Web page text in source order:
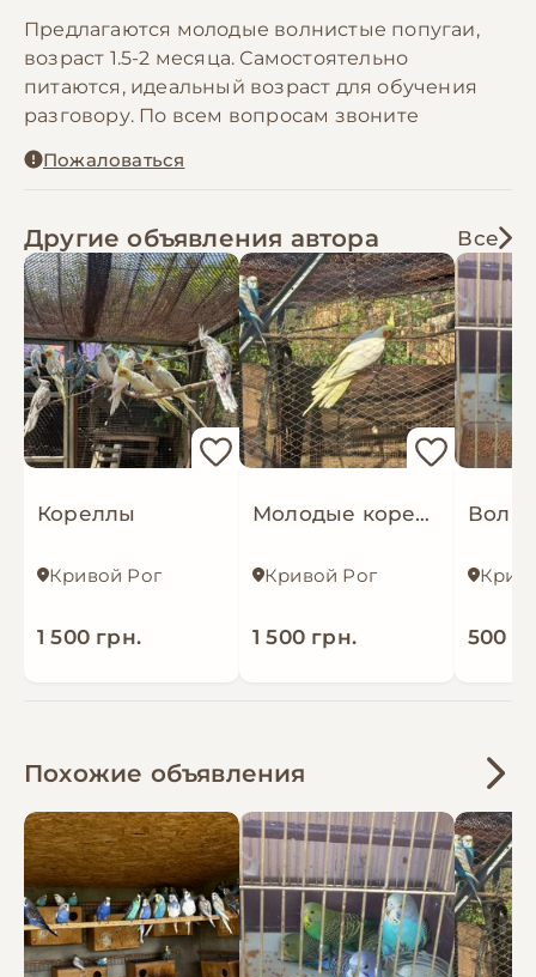
Предлагаются молодые волнистые попугаи,
возраст 1.5-2 месяца. Самостоятельно
питаются, идеальный возраст для обучения
разговору. По всем вопросам звоните
Пожаловаться
Другие объявления автора Все
Кореллы
Кривой Рог
1 500 грн.
Молодые кореллы
Кривой Рог
1 500 грн. 500
Похожие объявления